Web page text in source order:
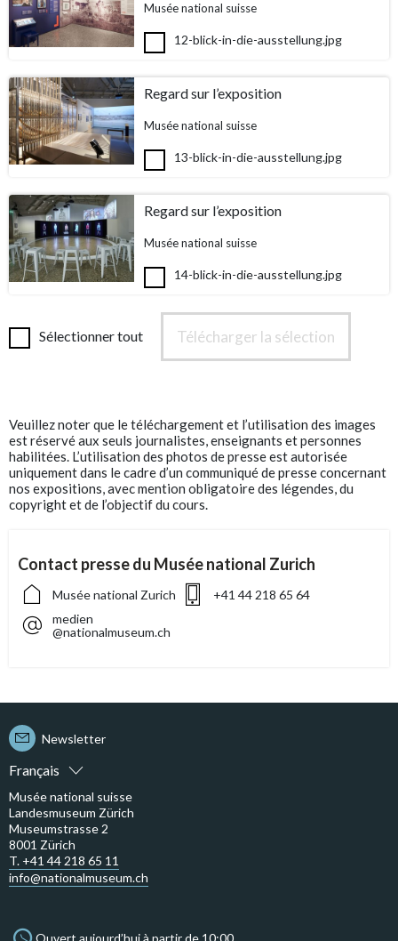
Musée national suisse
12-blick-in-die-ausstellung.jpg
Regard sur l’exposition
Musée national suisse
13-blick-in-die-ausstellung.jpg
Regard sur l’exposition
Musée national suisse
14-blick-in-die-ausstellung.jpg
Sélectionner tout Télécharger la sélection
Veuillez noter que le téléchargement et l’utilisation des images
est réservé aux seuls journalistes, enseignants et personnes
habilitées. L’utilisation des photos de presse est autorisée
uniquement dans le cadre d’un communiqué de presse concernant
nos expositions, avec mention obligatoire des légendes, du
copyright et de l’objectif du cours.
Contact presse du Musée national Zurich
Musée national Zurich
+41 44 218 65 64
medien
@nationalmuseum.ch
Français
Newsletter
Musée national suisse
Landesmuseum Zürich
Museumstrasse 2
8001 Zürich
T. +41 44 218 65 11
info@nationalmuseum.ch
Ouvert aujourd’hui à partir de 10:00